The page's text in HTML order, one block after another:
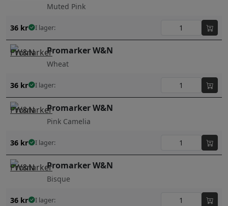
Muted Pink
36 kr I lager:
Promarker W&N
Wheat
36 kr I lager:
Promarker W&N
Pink Camelia
36 kr I lager:
Promarker W&N
Bisque
36 kr I lager: